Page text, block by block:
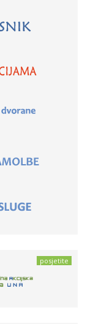
posjetite